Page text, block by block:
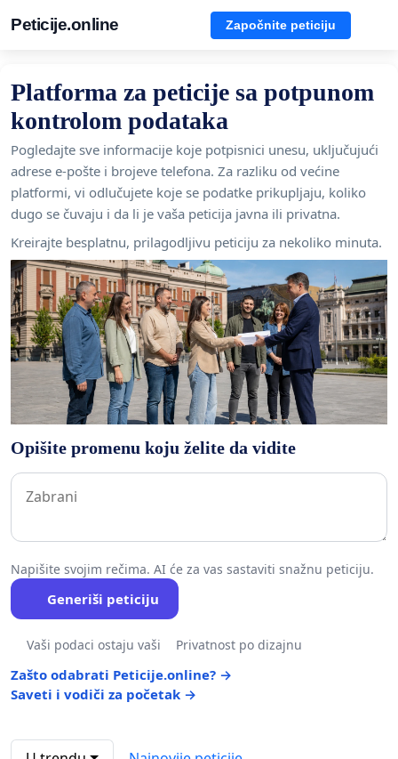
Peticije.online Započnite peticiju
Platforma za peticije sa potpunom
kontrolom podataka
Pogledajte sve informacije koje potpisnici unesu, uključujući
adrese e-pošte i brojeve telefona. Za razliku od većine
platformi, vi odlučujete koje se podatke prikupljaju, koliko
dugo se čuvaju i da li je vaša peticija javna ili privatna.
Kreirajte besplatnu, prilagodljivu peticiju za nekoliko minuta.
Opišite promenu koju želite da vidite
Napišite svojim rečima. AI će za vas sastaviti snažnu peticiju.
Generiši peticiju
Vaši podaci ostaju vaši Privatnost po dizajnu
Zašto odabrati Peticije.online? →
Saveti i vodiči za početak →